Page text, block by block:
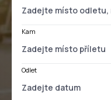
Kam
Odlet